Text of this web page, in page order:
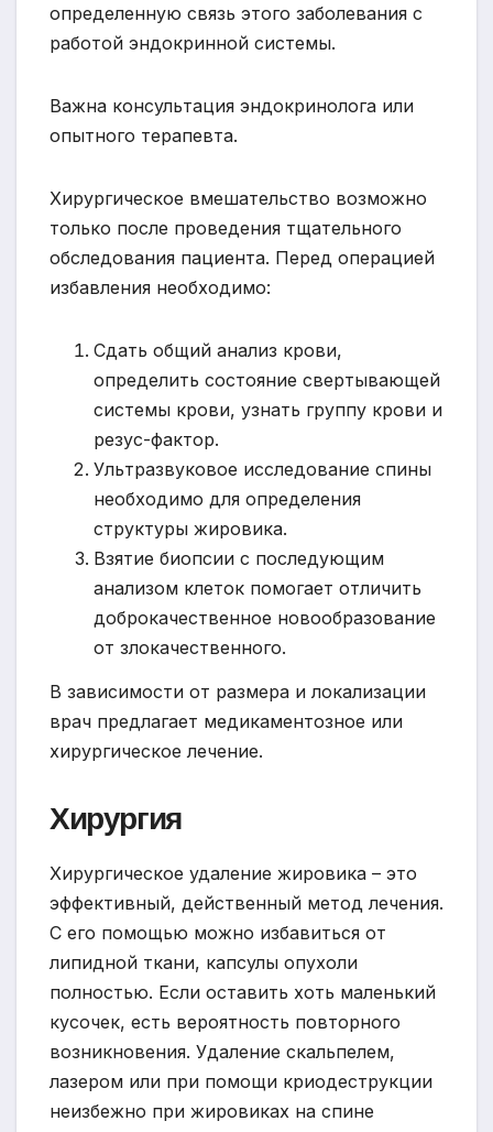
определенную связь этого заболевания с
работой эндокринной системы.
Важна консультация эндокринолога или
опытного терапевта.
Хирургическое вмешательство возможно
только после проведения тщательного
обследования пациента. Перед операцией
избавления необходимо:
Сдать общий анализ крови,
определить состояние свертывающей
системы крови, узнать группу крови и
резус-фактор.
Ультразвуковое исследование спины
необходимо для определения
структуры жировика.
Взятие биопсии с последующим
анализом клеток помогает отличить
доброкачественное новообразование
от злокачественного.
В зависимости от размера и локализации
врач предлагает медикаментозное или
хирургическое лечение.
Хирургия
Хирургическое удаление жировика – это
эффективный, действенный метод лечения.
С его помощью можно избавиться от
липидной ткани, капсулы опухоли
полностью. Если оставить хоть маленький
кусочек, есть вероятность повторного
возникновения. Удаление скальпелем,
лазером или при помощи криодеструкции
неизбежно при жировиках на спине